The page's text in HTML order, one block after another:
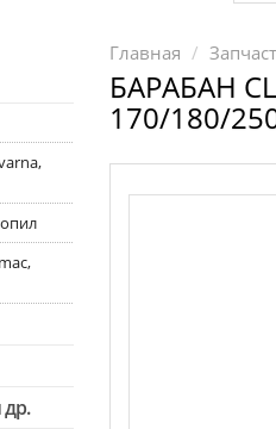
Главная
БАРАБАН
170/180/